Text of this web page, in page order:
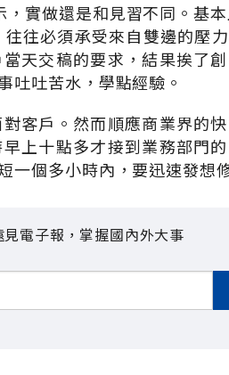
實做還是和見習不同。基
往必須承受來自雙邊的壓
天交稿的要求，結果挨了
吐吐苦水，學點經驗。
客戶。然而順應商業界的
上十點多才接到業務部門
一個多小時內，要迅速發想
見電子報，掌握國內外大事